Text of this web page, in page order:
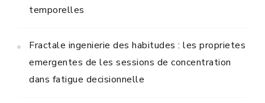
temporelles
Fractale ingenierie des habitudes : les proprietes
emergentes de les sessions de concentration
dans fatigue decisionnelle